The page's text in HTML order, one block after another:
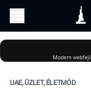
Modern
UAE, ÜZLET, ÉLETMÓD